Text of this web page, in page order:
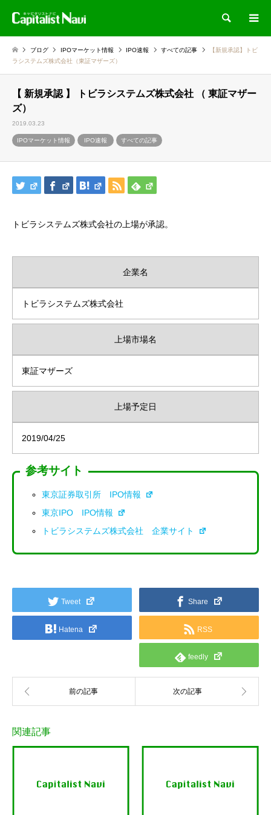
検索
ブログ IPOマーケット情報 IPO速報 すべての記事
【新規承認】トビ
ラシステムズ株式会社（東証マザーズ）
【 新規承認 】 トビラシステムズ株式会社 （ 東証マザー
ズ）
2019.03.23
IPOマーケット情報 IPO速報 すべての記事
トビラシステムズ株式会社の上場が承認。
企業名
トビラシステムズ株式会社
上場市場名
東証マザーズ
上場予定日
2019/04/25
参考サイト
東京証券取引所 IPO情報
東京IPO IPO情報
トビラシステムズ株式会社 企業サイト
Tweet Share
Hatena RSS
feedly
関連記事